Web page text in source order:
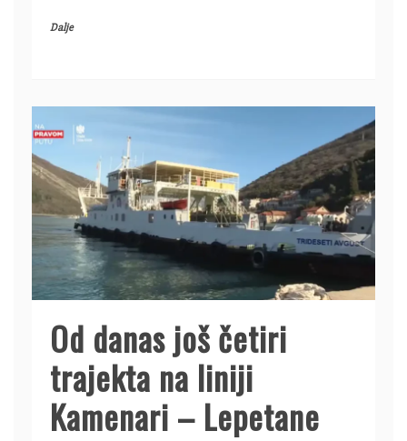
Dalje
Od danas još četiri
trajekta na liniji
Kamenari – Lepetane